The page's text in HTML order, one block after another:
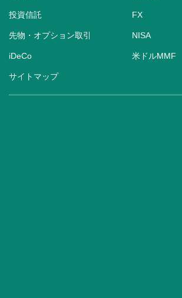
投資信託 FX
先物・オプション取引 NISA
iDeCo 米ドルMMF
サイトマップ